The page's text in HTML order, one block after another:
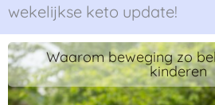
wekelijkse keto update!
Waarom beweging zo
kinderen